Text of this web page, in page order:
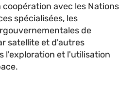
avec les Nations
spécialisées, les
de
satellite et d'autres
l'exploration et l'utilisation